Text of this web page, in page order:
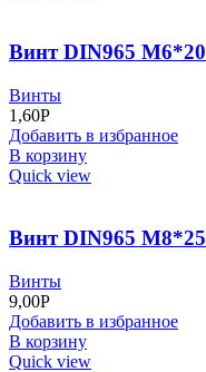
Винт DIN965 М6*20
Винты
1,60Р
Добавить в избранное
В корзину
Quick view
Винт DIN965 М8*25
Винты
9,00Р
Добавить в избранное
В корзину
Quick view